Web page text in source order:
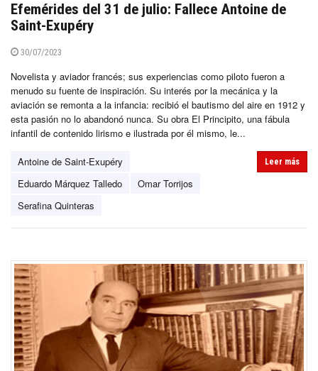
Efemérides del 31 de julio: Fallece Antoine de
Saint-Exupéry
30/07/2023
Novelista y aviador francés; sus experiencias como piloto fueron a
menudo su fuente de inspiración. Su interés por la mecánica y la
aviación se remonta a la infancia: recibió el bautismo del aire en 1912 y
esta pasión no lo abandonó nunca. Su obra El Principito, una fábula
infantil de contenido lirismo e ilustrada por él mismo, le...
Antoine de Saint-Exupéry
Eduardo Márquez Talledo
Omar Torrijos
Serafina Quinteras
Leer más